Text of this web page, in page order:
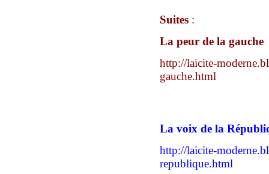
Suites :
La peur de la gauche
http://laicite-
gauche.html
La voix de la
http://laicite-
republique.html